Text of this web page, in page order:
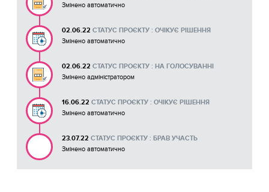
Змінено автоматично
02.06.22 СТАТУС ПРОЄКТУ : ОЧІКУЄ РІШЕННЯ
Змінено автоматично
02.06.22 СТАТУС ПРОЄКТУ : НА ГОЛОСУВАННІ
Змінено адміністратором
16.06.22 СТАТУС ПРОЄКТУ : ОЧІКУЄ РІШЕННЯ
Змінено автоматично
23.07.22 СТАТУС ПРОЄКТУ : БРАВ УЧАСТЬ
Змінено автоматично